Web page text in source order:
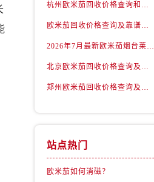
杭州欧米茄回收价格查询和各大回收平台实测排行（2026年7月最新数据）
欧米茄回收价格查询及靠谱平台实测排行(2026年7月最新)
2026年7月最新欧米茄烟台莱山宝龙广场维修保养服务电话
北京欧米茄回收价格查询及靠谱回收平台实测排行（2026年7月最新数据）
郑州欧米茄回收价格查询及各大平台实测排行(2026年7月最新数据)
站点热门
欧米茄如何消磁？